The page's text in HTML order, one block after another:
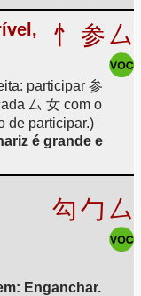
忄 参厶
participar 参
厶 女 com o
de participar.)
é grande e
勾 勹 厶
Enganchar.